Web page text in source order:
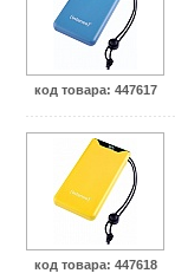
код товара: 447617
код товара: 447618